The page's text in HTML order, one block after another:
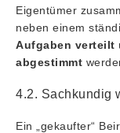
Eigentümer
neben einem
Aufgaben verteilt
abgestimmt
4.2. Sachkundig
Ein „gekaufter“